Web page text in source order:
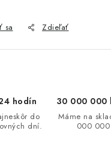
sa Zdieľať
hodín
do
dní.
30 000 000
Máme na
000 000